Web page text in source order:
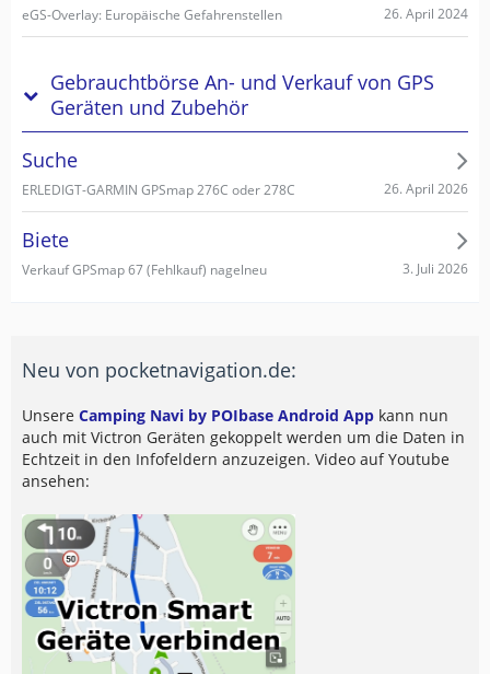
eGS-Overlay: Europäische Gefahrenstellen 26. April 2024
Gebrauchtbörse An- und Verkauf von GPS
Geräten und Zubehör
Suche
ERLEDIGT-GARMIN GPSmap 276C oder 278C 26. April 2026
Biete
Verkauf GPSmap 67 (Fehlkauf) nagelneu 3. Juli 2026
Neu von pocketnavigation.de:
Unsere Camping Navi by POIbase Android App kann nun
auch mit Victron Geräten gekoppelt werden um die Daten in
Echtzeit in den Infofeldern anzuzeigen. Video auf Youtube
ansehen: